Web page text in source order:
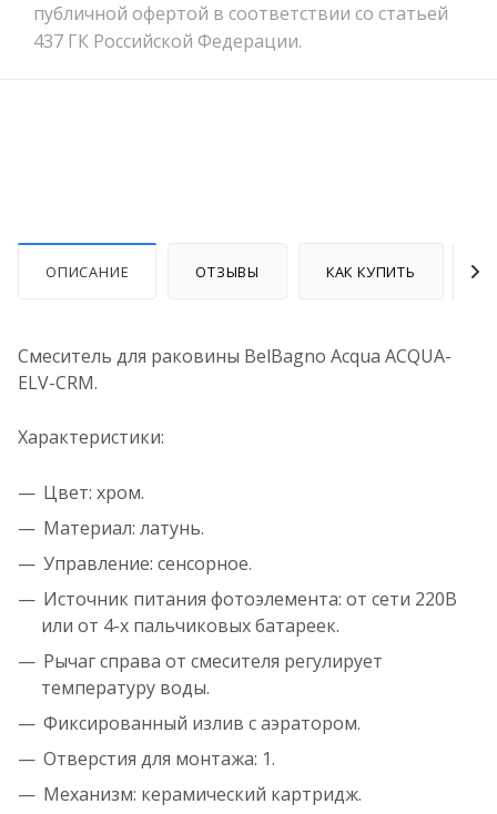
публичной офертой в соответствии со статьей
437 ГК Российской Федерации.
ОПИСАНИЕ ОТЗЫВЫ КАК КУПИТЬ
Смеситель для раковины BelBagno Acqua ACQUA-
ELV-CRM.
Характеристики:
Цвет: хром.
Материал: латунь.
Управление: сенсорное.
Источник питания фотоэлемента: от сети 220В
или от 4-х пальчиковых батареек.
Рычаг справа от смесителя регулирует
температуру воды.
Фиксированный излив с аэратором.
Отверстия для монтажа: 1.
Механизм: керамический картридж.